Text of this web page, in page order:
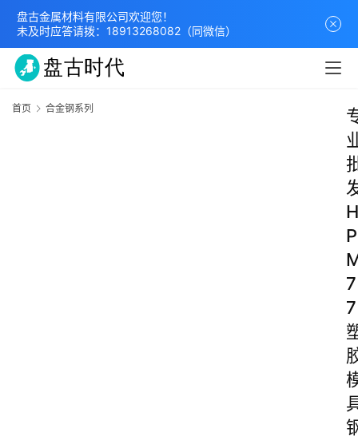
盘古金属材料有限公司欢迎您！
未及时应答请拨： 18913268082 （同微信）
首页 合金钢系列
H
P
7
7